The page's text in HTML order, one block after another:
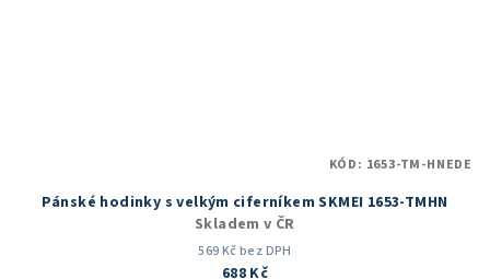
Pánské hodinky s velkým ciferníkem SKMEI 1653-TMHN
Skladem v ČR
569 Kč bez DPH
688 Kč
KÓD: 1653-TM-HNEDE